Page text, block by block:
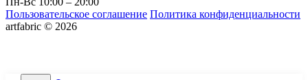
Пользовательское соглашение Политика конфиденциальности
artfabric © 2026